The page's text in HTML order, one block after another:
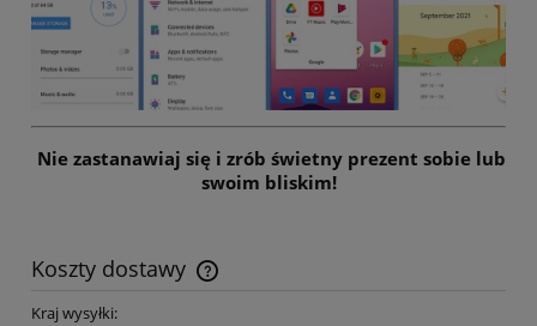
Nie zastanawiaj się i zrób świetny prezent sobie lub
swoim bliskim!
Koszty dostawy
Cena nie zawiera ewentualnych kosztów płatności
Kraj wysyłki: